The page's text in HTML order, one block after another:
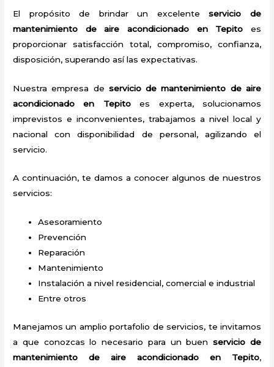
El propósito de brindar un excelenteservicio de
mantenimiento de aire acondicionado en Tepito es
proporcionar satisfacción total, compromiso, confianza,
disposición, superando así las expectativas.
Nuestra empresa de servicio de mantenimiento de aire
acondicionado en Tepitoes experta, solucionamos
imprevistos e inconvenientes, trabajamos a nivel local y
nacional con disponibilidad de personal, agilizando el
servicio.
A continuación, te damos a conocer algunos de nuestros
servicios:
Asesoramiento
Prevención
Reparación
Mantenimiento
Instalación a nivel residencial, comercial e industrial
Entre otros
Manejamos un amplio portafolio de servicios, te invitamos
a que conozcas lo necesario para un buenservicio de
mantenimiento de aire acondicionado en Tepito,